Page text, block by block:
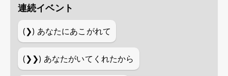
連続イベント
(❯) あなたにあこがれて
(❯❯) あなたがいてくれたから